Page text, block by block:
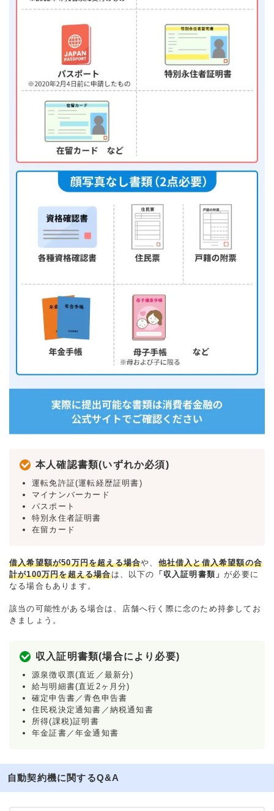
本人確認書類(いずれか必須)
運転免許証(運転経歴証明書)
マイナンバーカード
パスポート
特別永住者証明書
在留カード
借入希望額が50万円を超える場合や、 他社借入と借入希望額の合
計が100万円を超える場合は、以下の 「収入証明書類」が必要に
なる場合もあります。
該当の可能性がある場合は、店舗へ行く際に念のため持参してお
きましょう。
収入証明書類(場合により必要)
源泉徴収票(直近／最新分)
給与明細書(直近2ヶ月分)
確定申告書／青色申告書
住民税決定通知書／納税通知書
所得(課税)証明書
年金証書／年金通知書
自動契約機に関するQ&A